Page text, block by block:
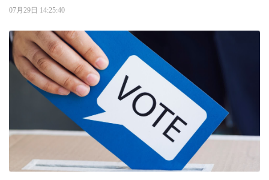
07月29日 14:25:40